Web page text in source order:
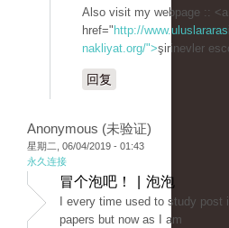
Also visit my webpage :: <a
href=" http://
nakliyat.org/">şirinevler
回复
Anonymous (未验证)
星期二, 06/04/2019 - 01:43
永久连接
冒个泡吧！ | 泡泡
I every time used to study post
papers but now as I am